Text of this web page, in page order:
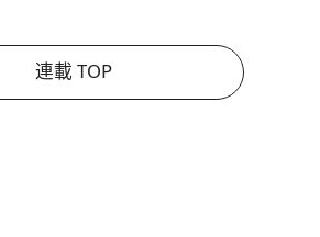
連載 TOP